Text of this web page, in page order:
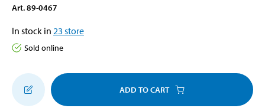
Art.89-0467
In stock in 23 store
Sold online
ADD TO CART